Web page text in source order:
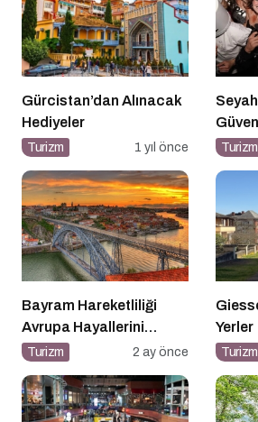
Gürcistan’dan Alınacak
Hediyeler
Turizm 1 yıl önce Turizm
Bayram Hareketliliği
Avrupa Hayallerini
Tetikledi
Turizm 2 ay önce
Yerler
Turizm